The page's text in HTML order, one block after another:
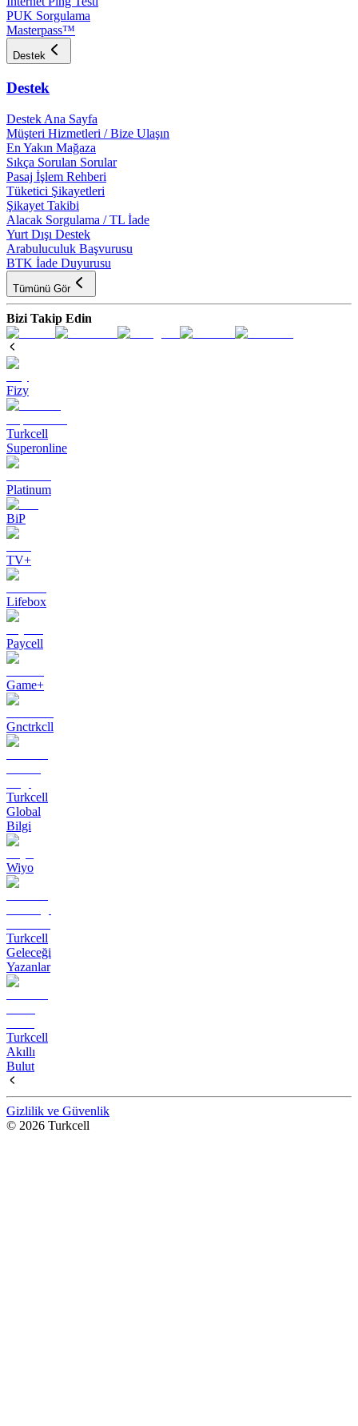
PUK Sorgulama
Masterpass™
Destek
Destek
Destek Ana Sayfa
Müşteri Hizmetleri / Bize Ulaşın
En Yakın Mağaza
Sıkça Sorulan Sorular
Pasaj İşlem Rehberi
Tüketici Şikayetleri
Şikayet Takibi
Alacak Sorgulama / TL İade
Yurt Dışı Destek
Arabuluculuk Başvurusu
BTK İade Duyurusu
Tümünü Gör
Bizi Takip Edin
Fizy
Turkcell
Superonline
Platinum
BiP
TV+
Lifebox
Paycell
Game+
Gnctrkcll
Turkcell
Global
Bilgi
Wiyo
Turkcell
Geleceği
Yazanlar
Turkcell
Akıllı
Bulut
Gizlilik ve Güvenlik
© 2026 Turkcell